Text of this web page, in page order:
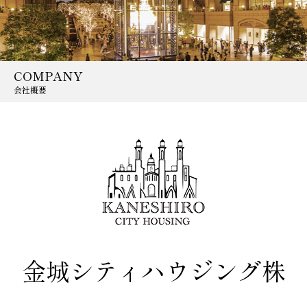
COMPANY
会社概要
金城シティハウジング株